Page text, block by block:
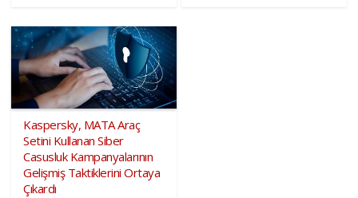
Kaspersky, MATA Araç
Setini Kullanan Siber
Casusluk Kampanyalarının
Gelişmiş Taktiklerini Ortaya
Çıkardı